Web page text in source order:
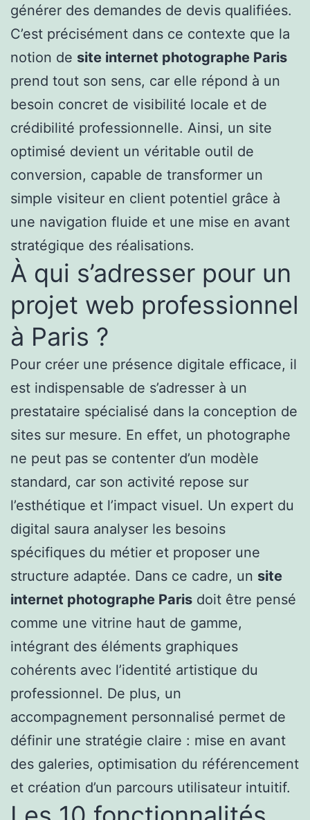
générer des demandes de devis qualifiées.
C’est précisément dans ce contexte que la
notion de site internet photographe Paris
prend tout son sens, car elle répond à un
besoin concret de visibilité locale et de
crédibilité professionnelle. Ainsi, un site
optimisé devient un véritable outil de
conversion, capable de transformer un
simple visiteur en client potentiel grâce à
une navigation fluide et une mise en avant
stratégique des réalisations.
À qui s’adresser pour un
projet web professionnel
à Paris ?
Pour créer une présence digitale efficace, il
est indispensable de s’adresser à un
prestataire spécialisé dans la conception de
sites sur mesure. En effet, un photographe
ne peut pas se contenter d’un modèle
standard, car son activité repose sur
l’esthétique et l’impact visuel. Un expert du
digital saura analyser les besoins
spécifiques du métier et proposer une
structure adaptée. Dans ce cadre, un site
internet photographe Paris doit être pensé
comme une vitrine haut de gamme,
intégrant des éléments graphiques
cohérents avec l’identité artistique du
professionnel. De plus, un
accompagnement personnalisé permet de
définir une stratégie claire : mise en avant
des galeries, optimisation du référencement
et création d’un parcours utilisateur intuitif.